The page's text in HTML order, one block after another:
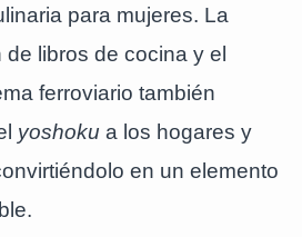
para mujeres. La
libros de cocina y el
ferroviario también
yoshoku a los hogares y
en un elemento